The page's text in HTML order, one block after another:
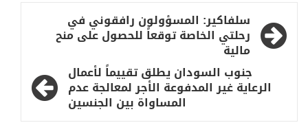
تصفّح
المقالات
سلفاكير: المسؤولون رافقوني في
رحلتي الخاصة توقعاً للحصول على منح
مالية
جنوب السودان يطلق تقييماً لأعمال
الرعاية غير المدفوعة الأجر لمعالجة عدم
المساواة بين الجنسين